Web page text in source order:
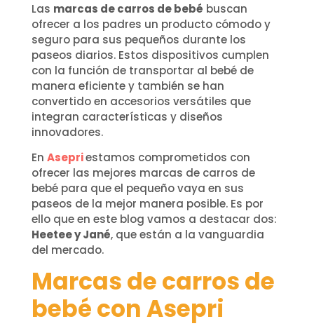
Las marcas de carros de bebé buscan
ofrecer a los padres un producto cómodo y
seguro para sus pequeños durante los
paseos diarios. Estos dispositivos cumplen
con la función de transportar al bebé de
manera eficiente y también se han
convertido en accesorios versátiles que
integran características y diseños
innovadores.
En Asepriestamos comprometidos con
ofrecer las mejores marcas de carros de
bebé para que el pequeño vaya en sus
paseos de la mejor manera posible. Es por
ello que en este blog vamos a destacar dos:
Heetee y Jané, que están a la vanguardia
del mercado.
Marcas de carros de
bebé con Asepri